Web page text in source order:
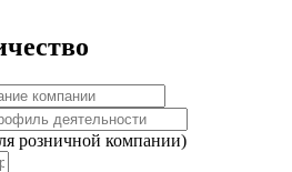
розничной компании)